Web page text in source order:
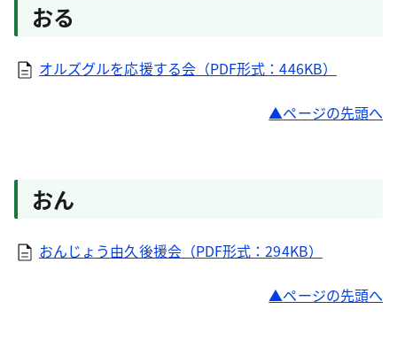
おる
オルズグルを応援する会（PDF形式：446KB）
ページの先頭へ
おん
おんじょう由久後援会（PDF形式：294KB）
ページの先頭へ